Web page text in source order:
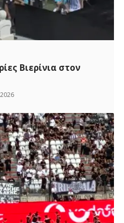
Βιερίνια στον